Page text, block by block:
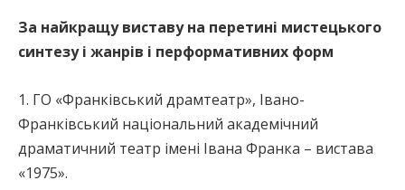
За найкращу виставу на перетині мистецького
синтезу і жанрів і перформативних форм
1. ГО «Франківський драмтеатр», Івано-
Франківський національний академічний
драматичний театр імені Івана Франка – вистава
«1975».